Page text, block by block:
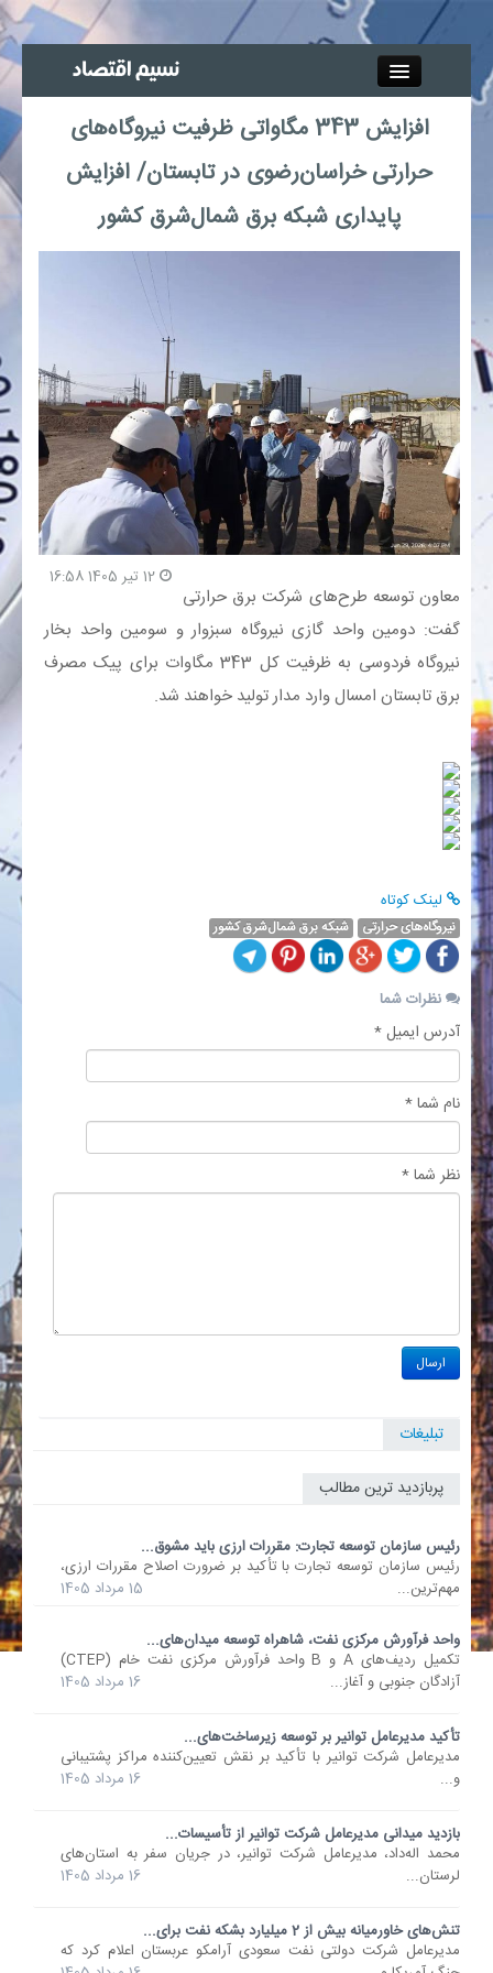
جذب خبرنگار
آگهی استخدام
صنعت معدن و تجارت
بیمه و بورس
بانک
اقتصاد
افزایش 343 مگاواتی ظرفیت نیروگاه‌های
حرارتی خراسان‌رضوی در تابستان/ افزایش
پایداری شبکه برق شمال‌شرق کشور
معاون توسعه طرح‌های شرکت برق حرارتی
گفت: دومین واحد گازی نیروگاه سبزوار و سومین واحد بخار
نیروگاه فردوسی به ظرفیت کل 343 مگاوات برای پیک مصرف
برق تابستان امسال وارد مدار تولید خواهند شد.
لینک کوتاه
نیروگاه‌های حرارتی شبکه برق شمال‌شرق کشور
نظرات شما
آدرس ایمیل *
نام شما *
نظر شما *
تبلیغات
پربازدید ترین مطالب
رئیس سازمان توسعه تجارت: مقررات ارزی باید مشوق...
رئیس سازمان توسعه تجارت با تأکید بر ضرورت اصلاح مقررات ارزی،
مهم‌ترین...
15 مرداد 1405
واحد فرآورش مرکزی نفت، شاهراه توسعه میدان‌های...
تکمیل ردیف‌های A و B واحد فرآورش مرکزی نفت خام (CTEP)
آزادگان جنوبی و آغاز...
16 مرداد 1405
تأکید مدیرعامل توانیر بر توسعه زیرساخت‌های...
مدیرعامل شرکت توانیر با تأکید بر نقش تعیین‌کننده مراکز پشتیبانی
و...
16 مرداد 1405
بازدید میدانی مدیرعامل شرکت توانیر از تأسیسات...
محمد اله‌داد، مدیرعامل شرکت توانیر، در جریان سفر به استان‌های
لرستان...
16 مرداد 1405
تنش‌های خاورمیانه بیش از 2 میلیارد بشکه نفت برای...
مدیرعامل شرکت دولتی نفت سعودی آرامکو عربستان اعلام کرد که